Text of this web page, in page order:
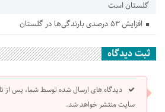
گلستان است
افزایش ۵۳ درصدی بارندگی‌ها در گلستان
ثبت دیدگاه
دیدگاه های ارسال شده توسط شما، پس از
سایت منتشر خواهد شد.